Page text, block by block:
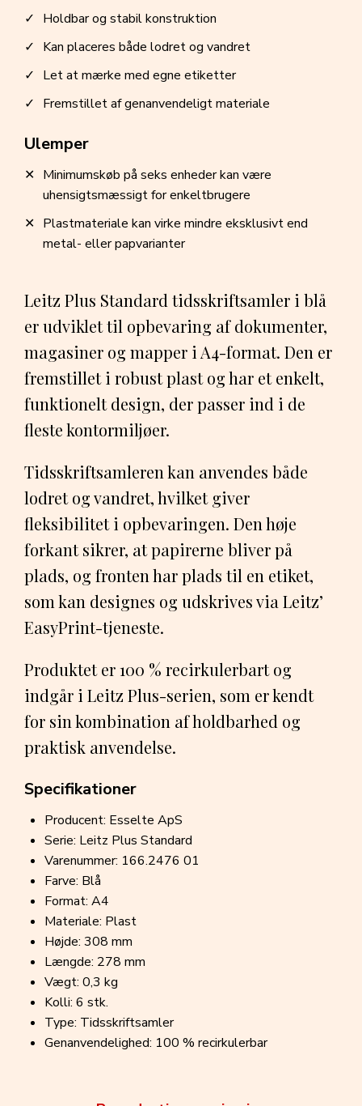
Leitz Plus Standard tidsskriftsamler i blå
er udviklet til opbevaring af dokumenter,
magasiner og mapper i A4-format. Den er
fremstillet i robust plast og har et enkelt,
funktionelt design, der passer ind i de
fleste kontormiljøer.
Tidsskriftsamleren kan anvendes både
lodret og vandret, hvilket giver
fleksibilitet i opbevaringen. Den høje
forkant sikrer, at papirerne bliver på
plads, og fronten har plads til en etiket,
som kan designes og udskrives via Leitz’
EasyPrint-tjeneste.
Produktet er 100 % recirkulerbart og
indgår i Leitz Plus-serien, som er kendt
for sin kombination af holdbarhed og
praktisk anvendelse.
Holdbar og stabil konstruktion
Kan placeres både lodret og vandret
Let at mærke med egne etiketter
Fremstillet af genanvendeligt materiale
Ulemper
Minimumskøb på seks enheder kan være
uhensigtsmæssigt for enkeltbrugere
Plastmateriale kan virke mindre eksklusivt end
metal- eller papvarianter
Specifikationer
Producent: Esselte ApS
Serie: Leitz Plus Standard
Varenummer: 166.2476 01
Farve: Blå
Format: A4
Materiale: Plast
Højde: 308 mm
Længde: 278 mm
Vægt: 0,3 kg
Kolli: 6 stk.
Type: Tidsskriftsamler
Genanvendelighed: 100 % recirkulerbar